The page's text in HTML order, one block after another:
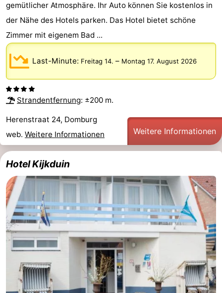
gemütlicher Atmosphäre. Ihr Auto können Sie kostenlos in
der Nähe des Hotels parken. Das Hotel bietet schöne
Zimmer mit eigenem Bad ...
Last-Minute: Freitag 14. – Montag 17. August 2026
Strandentfernung: ±200 m.
Herenstraat 24, Domburg
web. Weitere Informationen Weitere Informationen
Hotel Kijkduin